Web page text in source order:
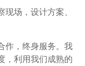
场，设计方案、
作，终身服务。我
，利用我们成熟的